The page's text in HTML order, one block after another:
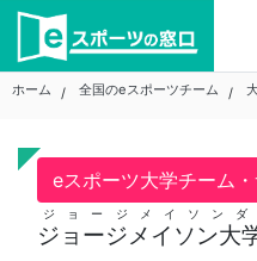
Skip
content
ホーム 全国のeスポーツチーム
eスポーツ大学チーム
ジョージメイソン大
ジョージメイソン